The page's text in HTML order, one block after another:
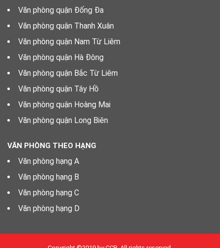
Văn phòng quận Đống Đa
Văn phòng quận Thanh Xuân
Văn phòng quận Nam Từ Liêm
Văn phòng quận Hà Đông
Văn phòng quận Bắc Từ Liêm
Văn phòng quận Tây Hồ
Văn phòng quận Hoàng Mai
Văn phòng quận Long Biên
VĂN PHÒNG THEO HẠNG
Văn phòng hạng A
Văn phòng hạng B
Văn phòng hạng C
Văn phòng hạng D